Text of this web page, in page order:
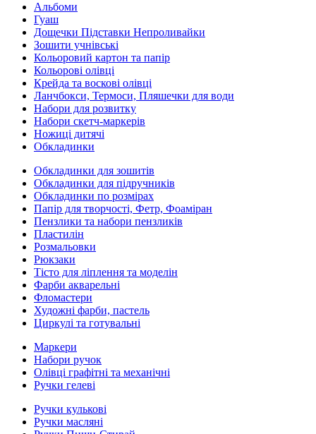
Альбоми
Гуаш
Дощечки Підставки Непроливайки
Зошити учнівські
Кольоровий картон та папір
Кольорові олівці
Крейда та воскові олівці
Ланчбокси, Термоси, Пляшечки для води
Набори для розвитку
Набори скетч-маркерів
Ножиці дитячі
Обкладинки
Обкладинки для зошитів
Обкладинки для підручників
Обкладинки по розмірах
Папір для творчості, Фетр, Фоаміран
Пензлики та набори пензликів
Пластилін
Розмальовки
Рюкзаки
Тісто для ліплення та моделін
Фарби акварельні
Фломастери
Художні фарби, пастель
Циркулі та готувальні
Маркери
Набори ручок
Олівці графітні та механічні
Ручки гелеві
Ручки кулькові
Ручки масляні